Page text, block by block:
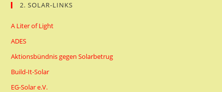
2. SOLAR-LINKS
A Liter of Light
ADES
Aktionsbündnis gegen Solarbetrug
Build-It-Solar
EG-Solar e.V.